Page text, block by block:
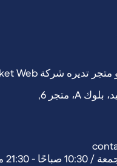
- 21:30 مساءً